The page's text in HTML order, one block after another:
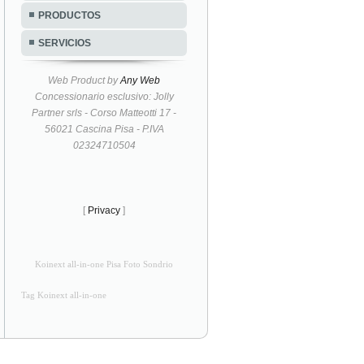
PRODUCTOS
SERVICIOS
Web Product byAny Web
Concessionario esclusivo: Jolly
Partner srls - Corso Matteotti 17 -
56021 Cascina Pisa - P.IVA
02324710504
[ Privacy ]
Koinext all-in-one Pisa Foto Sondrio
Tag Koinext all-in-one